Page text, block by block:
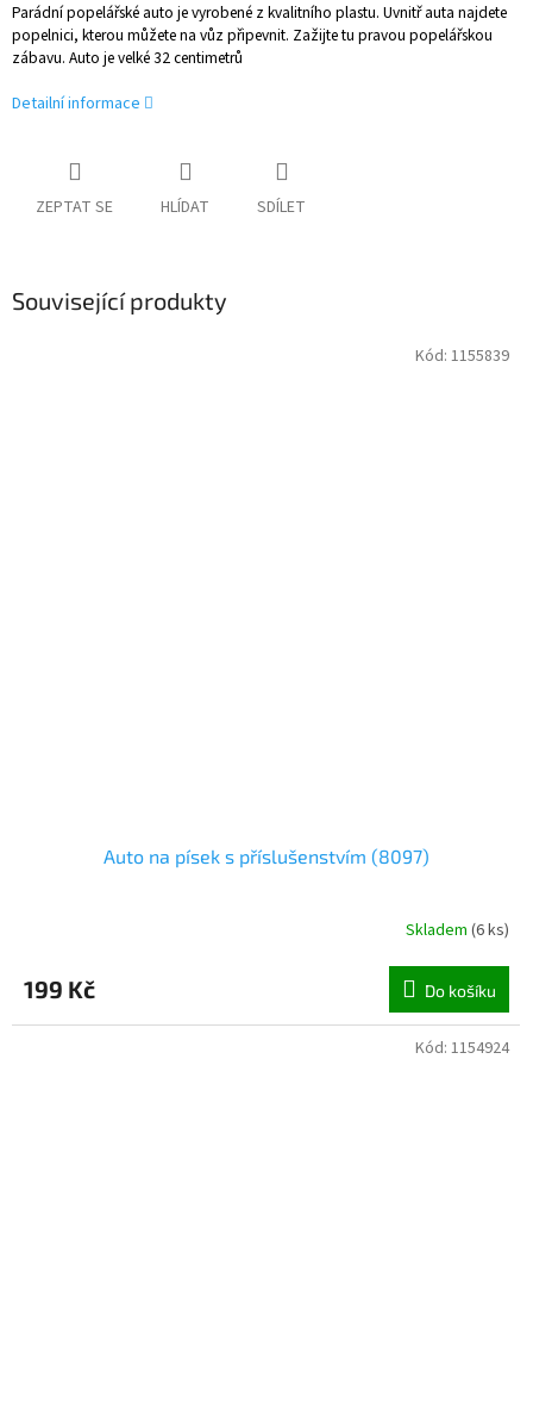
Parádní popelářské auto je vyrobené z kvalitního plastu. Uvnitř auta najdete
popelnici, kterou můžete na vůz připevnit. Zažijte tu pravou popelářskou
zábavu. Auto je velké 32 centimetrů
Detailní informace
ZEPTAT SE HLÍDAT SDÍLET
Související produkty
Auto na písek s příslušenstvím (8097)
Skladem (6 ks)
199 Kč Do košíku
Kód: 1155839
Kód: 1154924